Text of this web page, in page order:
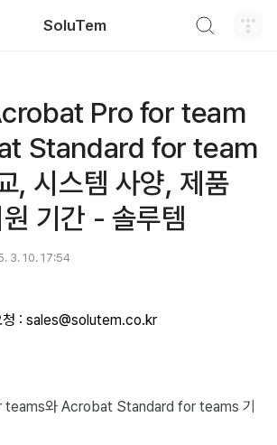
SoluTem
Pro for team
Standard for team
, 시스템 사양, 제품
기간 - 솔루템
3. 10. 17:54
청 : sales@solutem.co.kr
와 Acrobat Standard for teams 기